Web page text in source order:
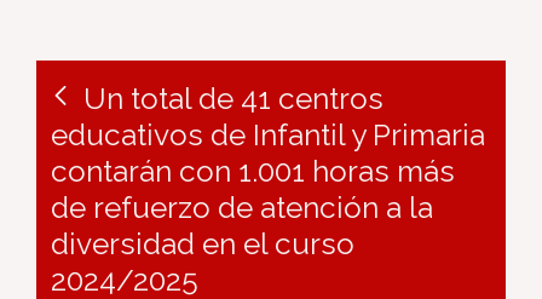
Un total de 41 centros
educativos de Infantil y Primaria
contarán con 1.001 horas más
de refuerzo de atención a la
diversidad en el curso
2024/2025